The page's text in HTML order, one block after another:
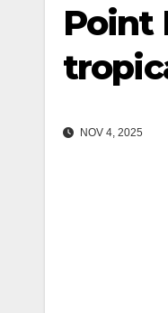
Point
NOV 4, 2025